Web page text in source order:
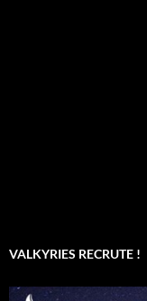
VALKYRIES RECRUTE !